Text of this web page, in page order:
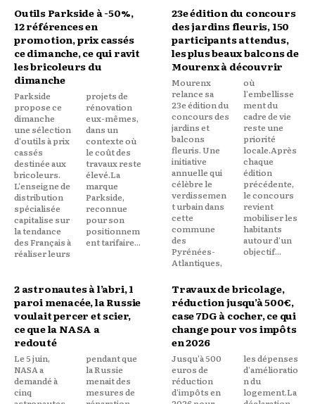
Outils Parkside à -50%,
12 références en
promotion, prix cassés
ce dimanche, ce qui ravit
les bricoleurs du
dimanche
Parkside
propose ce
dimanche
une sélection
d'outils à prix
cassés
destinée aux
bricoleurs.
L'enseigne de
distribution
spécialisée
capitalise sur
la tendance
des Français à
réaliser leurs
projets de
rénovation
eux-mêmes,
dans un
contexte où
le coût des
travaux reste
élevé.La
marque
Parkside,
reconnue
pour son
positionnem
ent tarifaire...
23e édition du concours
des jardins fleuris, 150
participants attendus,
les plus beaux balcons de
Mourenx à découvrir
Mourenx
relance sa
23e édition du
concours des
jardins et
balcons
fleuris. Une
initiative
annuelle qui
célèbre le
verdissemen
t urbain dans
cette
commune
des
Pyrénées-
Atlantiques,
où
l'embellisse
ment du
cadre de vie
reste une
priorité
locale.Après
chaque
édition
précédente,
le concours
revient
mobiliser les
habitants
autour d'un
objectif...
2 astronautes à l’abri, 1
paroi menacée, la Russie
voulait percer et scier,
ce que la NASA a
redouté
Le 5 juin,
NASA a
demandé à
cinq
pendant que
la Russie
menait des
mesures de
Travaux de bricolage,
réduction jusqu’à 500€,
case 7DG à cocher, ce qui
change pour vos impôts
en 2026
Jusqu'à 500
euros de
réduction
d'impôts en
les dépenses
d'amélioratio
n du
logement.La